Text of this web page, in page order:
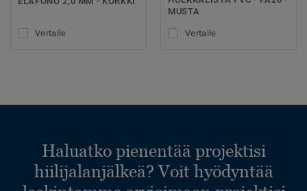
Vertaile
MUSTA
Vertaile
Haluatko pienentää projektisi
hiilijalanjälkeä? Voit hyödyntää